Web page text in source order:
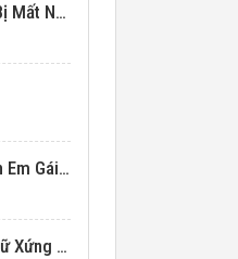
Xuyên Thành Thái Tử Phi Bị Mất Nước
Thập Niên 80 Xuyên Thành Em Gái Học Bá
Thập Niên 70 Trở Thành Nữ Xứng Nuôi Con Làm Giàu